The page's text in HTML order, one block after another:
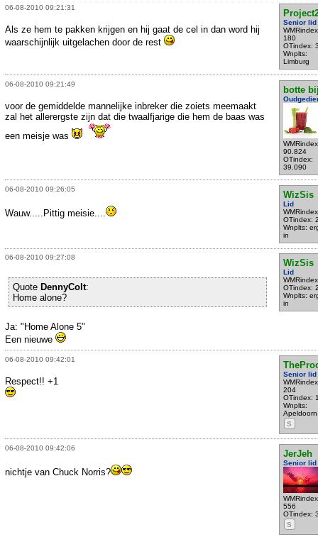
06-08-2010 09:21:31
Senior lid
180
OTindex:
Wnplts:
Limburg
Als ze hem te pakken krijgen en hij gaat de cel in dan word hij
waarschijnlijk uitgelachen door de rest
06-08-2010 09:21:49
botte
90.824
OTindex:
39.090
voor de gemiddelde mannelijke inbreker die zoiets meemaakt
zal het allerergste zijn dat die twaalfjarige die hem de baas was
een meisje was
06-08-2010 09:26:05
WizSis
Lid
OTindex:
Wnplts:
in
Wauw.....Pittig meisie....
06-08-2010 09:27:08
WizSis
Lid
OTindex:
Wnplts:
in
Quote DennyColt:
Home alone?
Ja: "Home Alone 5"
Een nieuwe
06-08-2010 09:42:01
Senior lid
204
OTindex:
Wnplts:
Apeldoorn
S
Respect!! +1
06-08-2010 09:42:06
JerJeh
Senior lid
556
OTindex:
S
nichtje van Chuck Norris?